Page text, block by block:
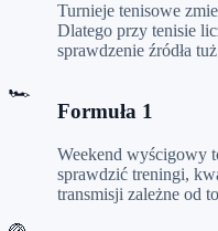
Turnieje tenisowe
Dlatego przy tenisie
sprawdzenie źródła
🏎️
Formuła 1
Weekend wyścigowy
sprawdzić treningi,
transmisji zależne od